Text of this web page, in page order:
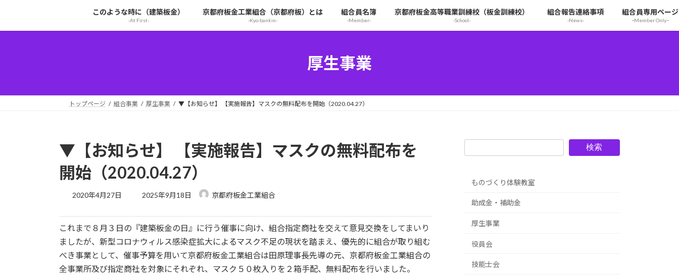
テ
ゲ
このような時に（建築板金）
-At First-
京都府板金工業組合（京都府板）とは
-Kyo-bankin-
組合員名簿
-Member-
京都府板金高等職業訓練校（板金訓練校）
-School-
組合報告連絡事項
-News-
組合員専用ページ
ｰMember Onlyｰ
厚生事業
トップページ 組合事業 厚生事業 ▼【お知らせ】 【実施報告】マスクの無料配布を開始（2020.04.27）
▼【お知らせ】 【実施報告】マスクの無料配布を
開始（2020.04.27）
2020年4月27日
最
新
日
時
:
2025年9月18日 京都府板金工業組合
これまで８月３日の『建築板金の日』に行う催事に向け、組合指定商社を交えて意見交換をしてまいり
ましたが、新型コロナウィルス感染症拡大によるマスク不足の現状を踏まえ、優先的に組合が取り組む
べき事業として、催事予算を用いて京都府板金工業組合は田原理事長先導の元、京都府板金工業組合の
全事業所及び指定商社を対象にそれぞれ、マスク５０枚入りを２箱手配、無料配布を行いました。
検索
ものづくり体験教室
助成金・補助金
厚生事業
役員会
技能士会